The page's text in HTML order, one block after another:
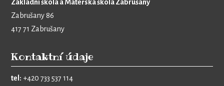
Základní škola a Mateřská škola Zabrušany
Zabrušany 86
417 71 Zabrušany
Kontaktní údaje
tel: +420 733 537 114